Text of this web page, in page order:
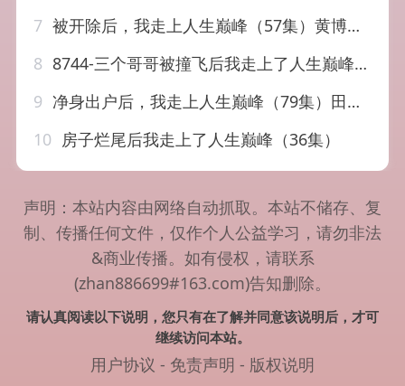
7 被开除后，我走上人生巅峰（57集）黄博文＆钱婧睿
8 8744-三个哥哥被撞飞后我走上了人生巅峰（84集）
9 净身出户后，我走上人生巅峰（79集）田井阳&张清妍
10 房子烂尾后我走上了人生巅峰（36集）
声明：本站内容由网络自动抓取。本站不储存、复
制、传播任何文件，仅作个人公益学习，请勿非法
&商业传播。如有侵权，请联系
(zhan886699#163.com)告知删除。
请认真阅读以下说明，您只有在了解并同意该说明后，才可
继续访问本站。
用户协议 - 免责声明 - 版权说明